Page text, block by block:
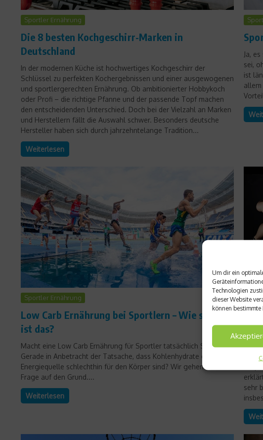
Um dir ein
Technologien
dieser Website
können
Sportler Ernährung
Die 8 besten Kochgeschirr-Marken in
Deutschland
In der modernen Küche ist hochwertiges Kochgeschirr der
Schlüssel zu perfekten Kochergebnissen und einer ausgewogenen
und sportlergerechten Ernährung. Ob ambitionierter Hobbykoch
oder Profi – die richtige Pfanne und der passende Topf machen
den entscheidenden Unterschied. Doch bei der Vielzahl an Marken
und Herstellern fällt die Auswahl schwer. Besonders deutsche
Hersteller haben sich durch jahrzehntelange Tradition...
Weiterlesen
Ja,
sei,
ist
Sportler Ernährung
Low Carb Ernährung bei Sportlern – Wie sinnvoll
ist das?
Macht eine Low Carb Ernährung für Sportler tatsächlich Sinn?
Gerade in Anbetracht der Tatsache, dass Kohlenhydrate doch DIE
Energiequelle schlechthin für den Körper sind? Wir gehen der
Frage auf den Grund....
Weiterlesen
sehr